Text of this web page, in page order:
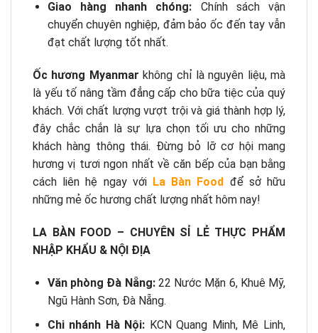
Giao hàng nhanh chóng: Chính sách vận
chuyển chuyên nghiệp, đảm bảo ốc đến tay vẫn
đạt chất lượng tốt nhất.
Ốc hương Myanmar không chỉ là nguyên liệu, mà
là yếu tố nâng tầm đẳng cấp cho bữa tiệc của quý
khách. Với chất lượng vượt trội và giá thành hợp lý,
đây chắc chắn là sự lựa chọn tối ưu cho những
khách hàng thông thái. Đừng bỏ lỡ cơ hội mang
hương vị tươi ngon nhất về căn bếp của bạn bằng
cách liên hệ ngay với La Bàn Food để sở hữu
những mẻ ốc hương chất lượng nhất hôm nay!
LA BÀN FOOD – CHUYÊN SỈ LẺ THỰC PHẨM
NHẬP KHẨU & NỘI ĐỊA
Văn phòng Đà Nẵng:22 Nước Mặn 6, Khuê Mỹ,
Ngũ Hành Sơn, Đà Nẵng.
Chi nhánh Hà Nội: KCN Quang Minh, Mê Linh,